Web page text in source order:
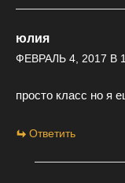
юлия
ФЕВРАЛЬ 4, 2017 В
просто класс но я
Ответить